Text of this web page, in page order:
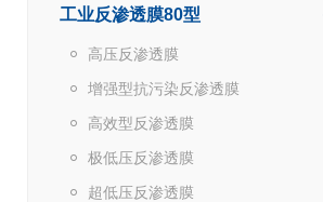
工业反渗透膜80型
高压反渗透膜
增强型抗污染反渗透膜
高效型反渗透膜
极低压反渗透膜
超低压反渗透膜